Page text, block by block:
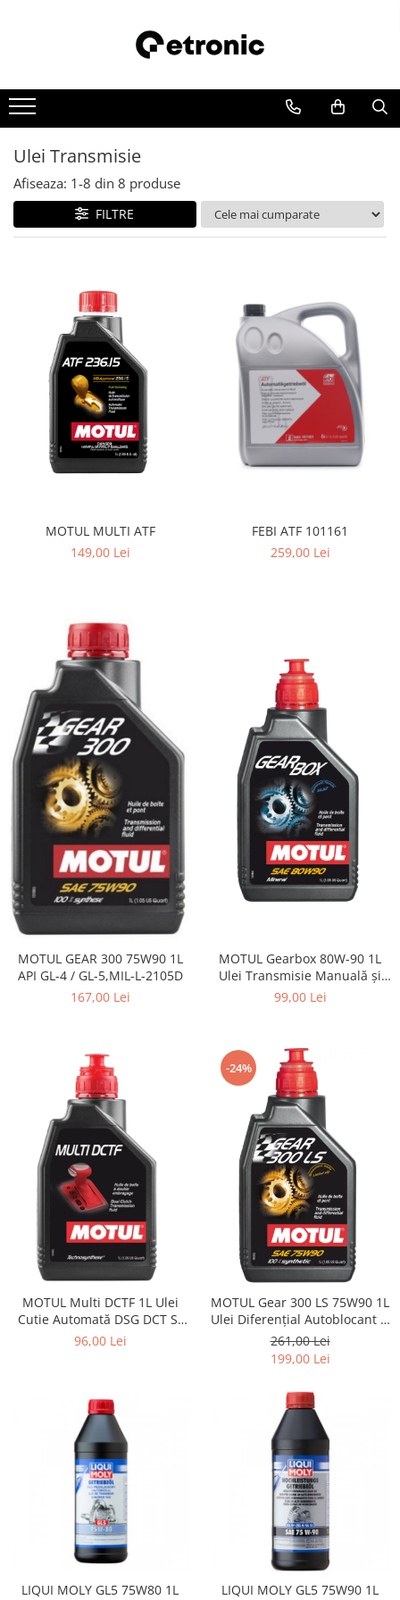
Ulei Transmisie
Afiseaza: 1-8 din 8 produse
FILTRE
MOTUL MULTI ATF
149,00 Lei
FEBI ATF 101161
259,00 Lei
MOTUL GEAR 300 75W90 1L
API GL-4 / GL-5,MIL-L-2105D
167,00 Lei
MOTUL Gearbox 80W-90 1L
Ulei Transmisie Manuală și
Diferențial GL-4 GL-5
99,00 Lei
MOTUL Multi DCTF 1L Ulei
Cutie Automată DSG DCT S-
Tronic
96,00 Lei
-24%
MOTUL Gear 300 LS 75W90 1L
Ulei Diferențial Autoblocant și
Transmisie
261,00 Lei
199,00 Lei
LIQUI MOLY GL5 75W80 1L
LIQUI MOLY GL5 75W90 1L